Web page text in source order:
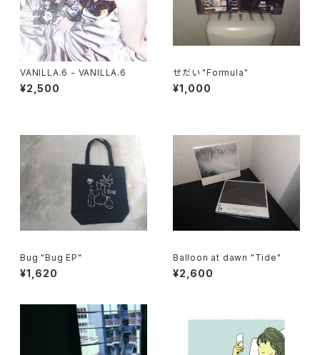
VANILLA.6 - VANILLA.6
¥2,500
せだい "Formula"
¥1,000
Bug "Bug EP"
¥1,620
Balloon at dawn "Tide"
¥2,600